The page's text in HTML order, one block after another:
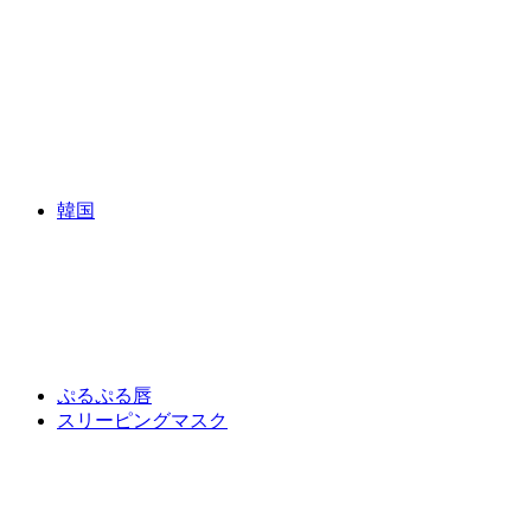
韓国
ぷるぷる唇
スリーピングマスク